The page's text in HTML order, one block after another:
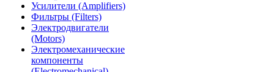
Усилители (Amplifiers)
Фильтры (Filters)
Электродвигатели
(Motors)
Электромеханические
компоненты